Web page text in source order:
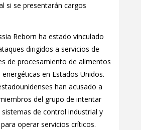
si se presentarán cargos
Reborn ha estado vinculado
dirigidos a servicios de
de procesamiento de alimentos
en Estados Unidos.
han acusado a
del grupo de intentar
de control industrial y
operar servicios críticos.